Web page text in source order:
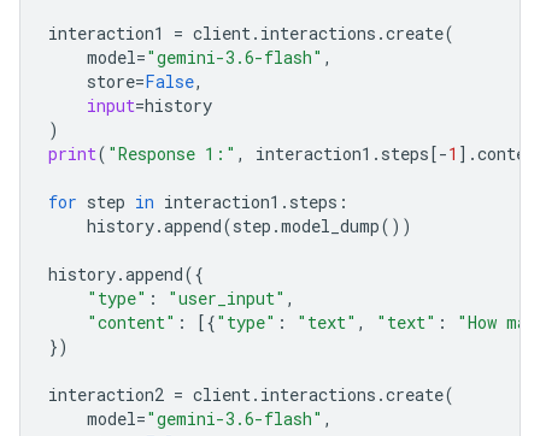
interaction1 = client. interactions .create(
model="gemini-3.6-flash" ,
store=False,
input=history
)
print( "Response 1:" , interaction1 . steps[-1 ] .
for step in interaction1 . steps :
history.append(step .model_dump())
history.append({
"type" : "user_input" ,
"content" : [{"type" : "text" , "text" :
"How
})
interaction2 = client. interactions .create(
model="gemini-3.6-flash" ,